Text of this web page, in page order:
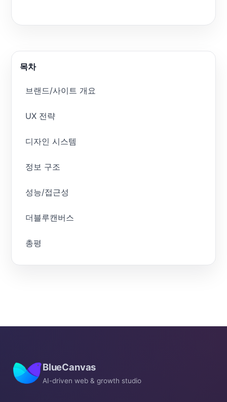
목차
브랜드/사이트 개요
UX 전략
디자인 시스템
정보 구조
성능/접근성
더블루캔버스
총평
BlueCanvas
AI-driven web & growth studio